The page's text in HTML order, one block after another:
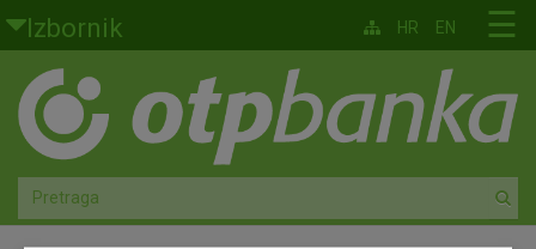
Skoči na glavni sadržaj
Izbornik
Građani
Privatno bankarstvo
Agro
☰
HR EN